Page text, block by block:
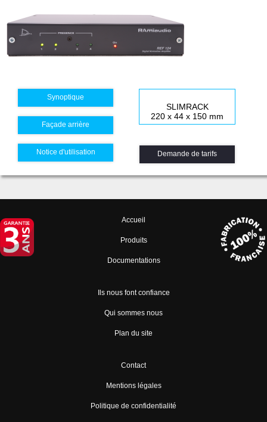
Synoptique
Façade arrière
Notice d'utilisation
SLIMRACK
220 x 44 x 150 mm
Demande de tarifs
Accueil
Produits
Documentations
Ils nous font confiance
Qui sommes nous
Plan du site
Contact
Mentions légales
Politique de confidentialité